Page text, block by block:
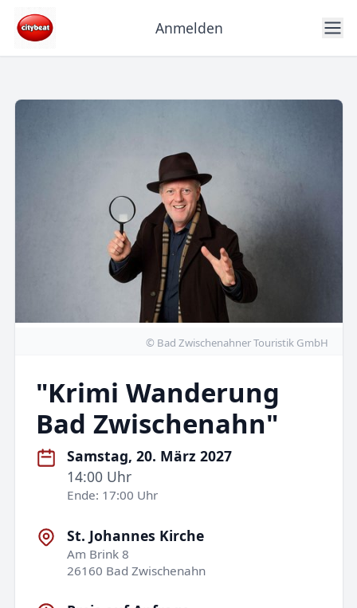
Anmelden
© Bad Zwischenahner Touristik GmbH
"Krimi Wanderung
Bad Zwischenahn"
Samstag, 20. März 2027
14:00 Uhr
Ende: 17:00 Uhr
St. Johannes Kirche
Am Brink 8
26160 Bad Zwischenahn